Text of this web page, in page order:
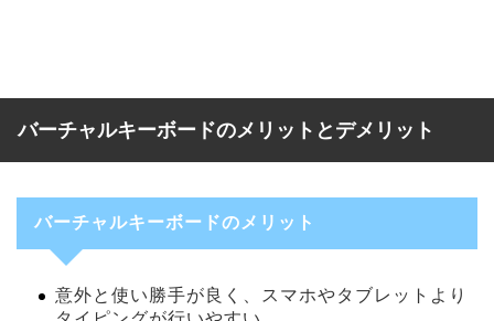
バーチャルキーボードのメリットとデメリット
バーチャルキーボードのメリット
意外と使い勝手が良く、スマホやタブレットより